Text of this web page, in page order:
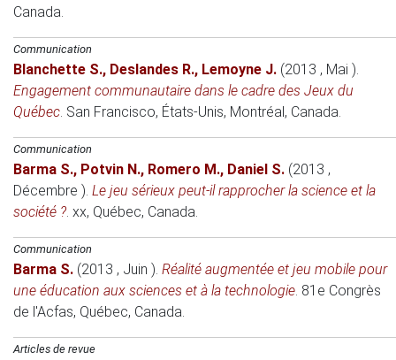
Canada.
Communication
Blanchette S., Deslandes R., Lemoyne J. (2013 , Mai ).
Engagement communautaire dans le cadre des Jeux du
Québec. San Francisco, États-Unis, Montréal, Canada.
Communication
Barma S., Potvin N., Romero M., Daniel S. (2013 ,
Décembre ). Le jeu sérieux peut-il rapprocher la science et la
société ?. xx, Québec, Canada.
Communication
Barma S. (2013 , Juin ). Réalité augmentée et jeu mobile pour
une éducation aux sciences et à la technologie. 81e Congrès
de l'Acfas, Québec, Canada.
Articles de revue